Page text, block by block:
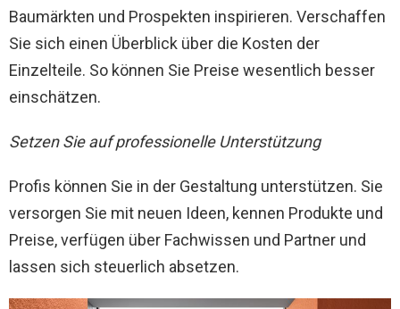
Baumärkten und Prospekten inspirieren. Verschaffen
Sie sich einen Überblick über die Kosten der
Einzelteile. So können Sie Preise wesentlich besser
einschätzen.
Setzen Sie auf professionelle Unterstützung
Profis können Sie in der Gestaltung unterstützen. Sie
versorgen Sie mit neuen Ideen, kennen Produkte und
Preise, verfügen über Fachwissen und Partner und
lassen sich steuerlich absetzen.